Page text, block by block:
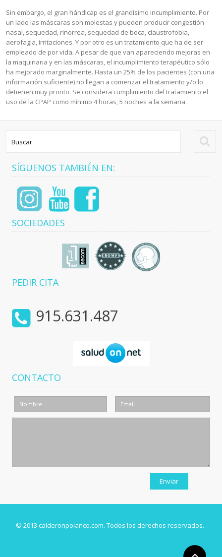
Sin embargo, el gran hándicap es el grandísimo incumplimiento. Por
un lado las máscaras son molestas y pueden producir congestión
nasal, sequedad, rinorrea, sequedad de boca, claustrofobia,
aerofagia, irritaciones. Y por otro es un tratamiento que ha de ser
empleado de por vida. A pesar de que van apareciendo mejoras en
la maquinaria y en las máscaras, el incumplimiento terapéutico sólo
ha mejorado marginalmente. Hasta un 25% de los pacientes (con una
información suficiente) no llegan a comenzar el tratamiento y/o lo
detienen muy pronto. Se considera cumplimiento del tratamiento el
uso de la CPAP como mínimo 4 horas, 5 noches a la semana.
SÍGUENOS TAMBIÉN EN:
SOCIEDADES
PEDIR CITA
915.631.487
CONTACTO
© 2013 calderonpolanco.com. Todos los derechos reservados.